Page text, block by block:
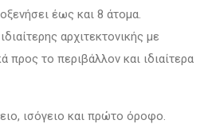
έως και 8 άτομα.
αρχιτεκτονικής με
προς το περιβάλλον και ιδιαίτερα
ισόγειο και πρώτο όροφο.